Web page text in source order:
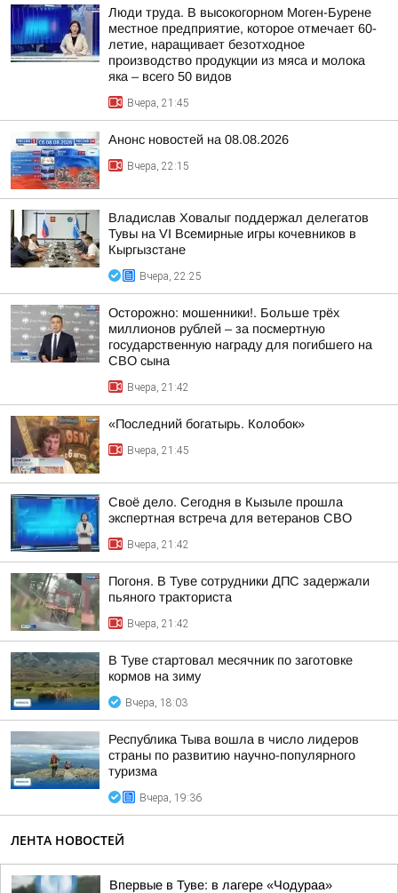
Люди труда. В высокогорном Моген-Бурене
местное предприятие, которое отмечает 60-
летие, наращивает безотходное
производство продукции из мяса и молока
яка – всего 50 видов
Вчера, 21:45
Анонс новостей на 08.08.2026
Вчера, 22:15
Владислав Ховалыг поддержал делегатов
Тувы на VI Всемирные игры кочевников в
Кыргызстане
Вчера, 22:25
Осторожно: мошенники!. Больше трёх
миллионов рублей – за посмертную
государственную награду для погибшего на
СВО сына
Вчера, 21:42
«Последний богатырь. Колобок»
Вчера, 21:45
Своё дело. Сегодня в Кызыле прошла
экспертная встреча для ветеранов СВО
Вчера, 21:42
Погоня. В Туве сотрудники ДПС задержали
пьяного тракториста
Вчера, 21:42
В Туве стартовал месячник по заготовке
кормов на зиму
Вчера, 18:03
Республика Тыва вошла в число лидеров
страны по развитию научно-популярного
туризма
Вчера, 19:36
ЛЕНТА НОВОСТЕЙ
Впервые в Туве: в лагере «Чодураа»